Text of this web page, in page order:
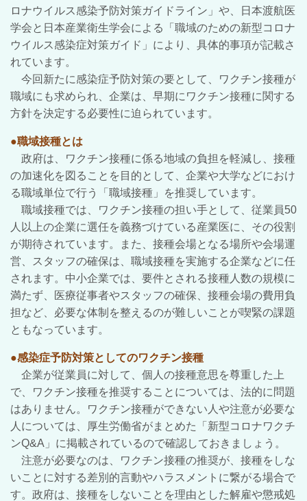
ロナウイルス感染予防対策ガイドライン」や、日本渡航医
学会と日本産業衛生学会による「職域のための新型コロナ
ウイルス感染症対策ガイド」により、具体的事項が記載さ
れています。
今回新たに感染症予防対策の要として、ワクチン接種が
職域にも求められ、企業は、早期にワクチン接種に関する
方針を決定する必要性に迫られています。
●職域接種とは
政府は、ワクチン接種に係る地域の負担を軽減し、接種
の加速化を図ることを目的として、企業や大学などにおけ
る職域単位で行う「職域接種」を推奨しています。
職域接種では、ワクチン接種の担い手として、従業員50
人以上の企業に選任を義務づけている産業医に、その役割
が期待されています。また、接種会場となる場所や会場運
営、スタッフの確保は、職域接種を実施する企業などに任
されます。中小企業では、要件とされる接種人数の規模に
満たず、医療従事者やスタッフの確保、接種会場の費用負
担など、必要な体制を整えるのが難しいことが喫緊の課題
ともなっています。
●感染症予防対策としてのワクチン接種
企業が従業員に対して、個人の接種意思を尊重した上
で、ワクチン接種を推奨することについては、法的に問題
はありません。ワクチン接種ができない人や注意が必要な
人については、厚生労働省がまとめた「新型コロナワクチ
ンQ&A」に掲載されているので確認しておきましょう。
注意が必要なのは、ワクチン接種の推奨が、接種をしな
いことに対する差別的言動やハラスメントに繋がる場合で
す。政府は、接種をしないことを理由とした解雇や懲戒処